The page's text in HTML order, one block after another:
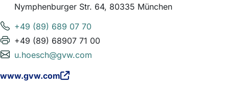
Nymphenburger Str. 64, 80335 München
+49 (89) 689 07 70
+49 (89) 68907 71 00
u.hoesch@gvw.com
www.gvw.com